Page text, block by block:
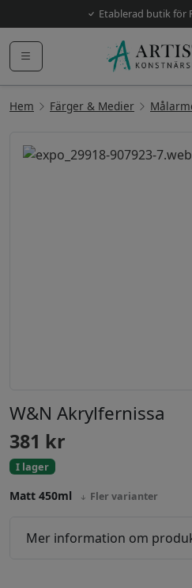
Etablerad butik för
Hem Färger & Medier
W&N Akrylfernissa
381 kr
I lager
Matt 450ml Fler varianter
Mer information om